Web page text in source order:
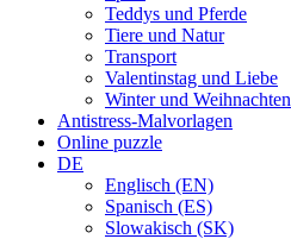
Teddys und Pferde
Tiere und Natur
Transport
Valentinstag und Liebe
Winter und Weihnachten
Antistress-Malvorlagen
Online puzzle
DE
Englisch (EN)
Spanisch (ES)
Slowakisch (SK)